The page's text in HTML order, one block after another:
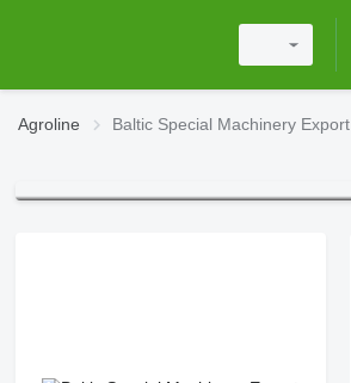
Agroline Baltic Special Machinery Export